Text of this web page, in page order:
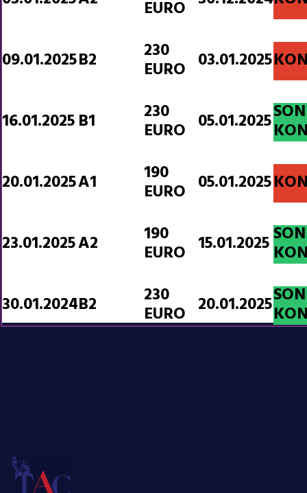
EURO
09.01.2025B2 230
EURO 03.01.2025
16.01.2025B1 230
EURO 05.01.2025
20.01.2025A1 190
EURO 05.01.2025
23.01.2025A2 190
EURO 15.01.2025
30.01.2024B2 230
EURO 20.01.2025